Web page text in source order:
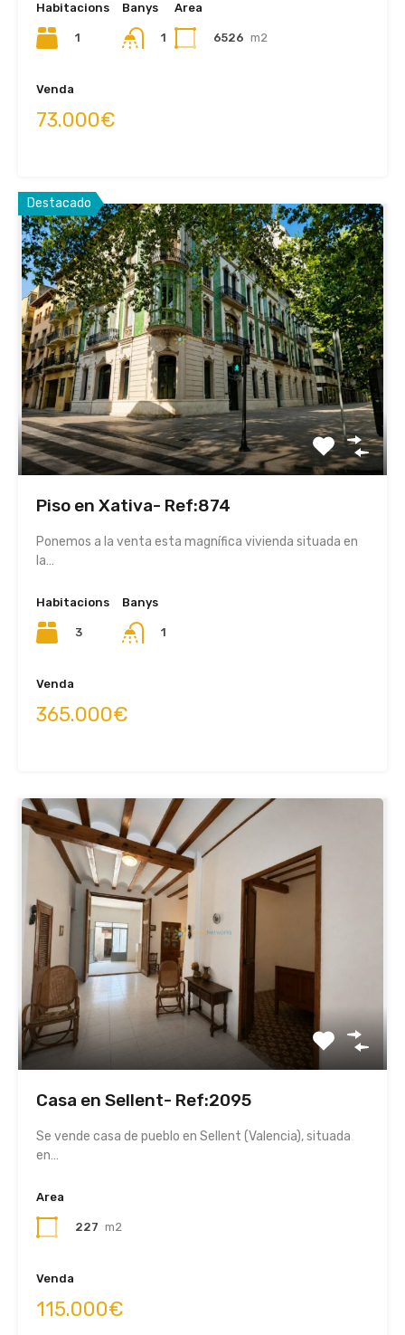
Habitacions
1
Banys
1
Area
6526 m2
Venda
73.000€
Destacado
Piso en Xativa- Ref:874
Ponemos a la venta esta magnífica vivienda situada en
la…
Habitacions
3
Banys
1
Venda
365.000€
Casa en Sellent- Ref:2095
Se vende casa de pueblo en Sellent (Valencia), situada
en…
Area
227 m2
Venda
115.000€